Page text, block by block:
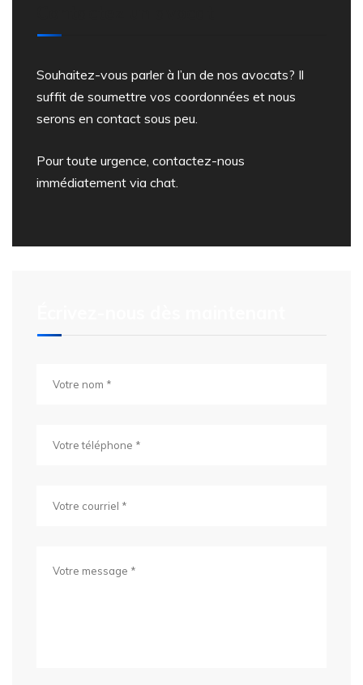
Souhaitez-vous parler à l’un de nos avocats? Il
suffit de soumettre vos coordonnées et nous
serons en contact sous peu.
Pour toute urgence, contactez-nous
immédiatement via chat.